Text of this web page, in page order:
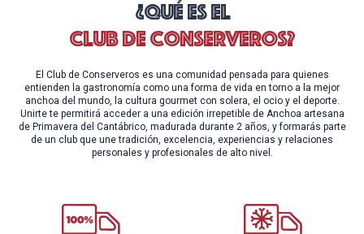
¿qué es el
club de conserveros?
El Club de Conserveros es una comunidad pensada para quienes
entienden la gastronomía como una forma de vida en torno a la mejor
anchoa del mundo, la cultura gourmet con solera, el ocio y el deporte.
Unirte te permitirá acceder a una edición irrepetible de Anchoa artesana
de Primavera del Cantábrico, madurada durante 2 años, y formarás parte
de un club que une tradición, excelencia, experiencias y relaciones
personales y profesionales de alto nivel.